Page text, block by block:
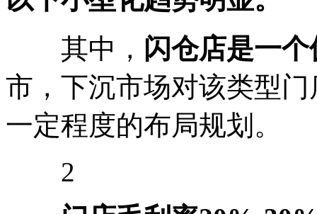
其中， 闪仓店是一
市，下沉市场对该类型
一定程度的布局规划。
2